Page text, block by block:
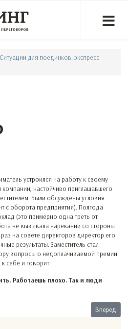
Ситуации для поединков: экспресс
устроился на работу к своему
компании, настойчиво приглашавшего
Были обсуждены условия
с оборота предприятия). Полгода
(это примерно одна треть от
не вызывала нареканий со стороны
на совете директоров директор его
результаты. Заместитель стал
вопросы о недоплачиваемой премии.
себе и говорит:
Работаешь плохо. Так и люди
Вперед